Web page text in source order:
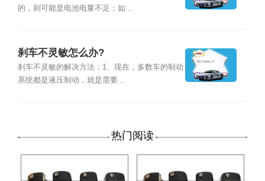
的，则可能是电池电量不足；如...
刹车不灵敏怎么办?
刹车不灵敏的解决方法：1、现在，多数车的制动
系统都是液压制动，就是需要...
热门阅读